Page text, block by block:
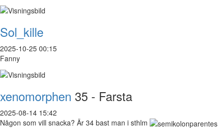
Sol_kille
2025-10-25 00:15
Fanny
xenomorphen 35 - Farsta
2025-08-14 15:42
Någon som vill snacka? Är 34 bast man i sthlm